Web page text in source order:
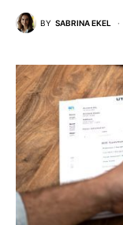
BY SABRINA EKEL